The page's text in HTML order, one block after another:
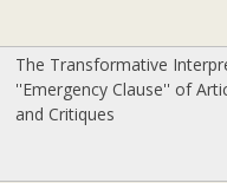
The Transformative
''Emergency Clause'' of
and Critiques